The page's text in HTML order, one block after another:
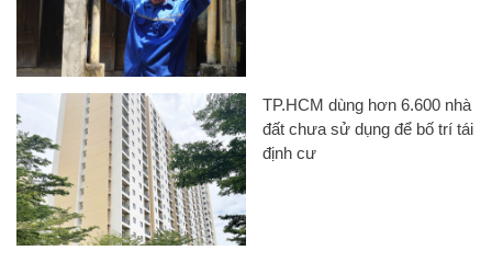
TP.HCM dùng hơn 6.600 nhà
đất chưa sử dụng để bố trí tái
định cư